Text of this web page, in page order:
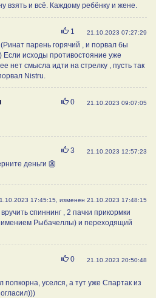
взять и всё. Каждому ребёнку и жене.
21.10.2023 07:27:29
Нравится
1
парень горячий , и порвал бы
Если исходы противостояние уже
нет смысла идти на стрелку , пусть так
Nistru.
21.10.2023 09:07:05
Нравится
0
21.10.2023 12:57:23
Нравится
3
деньги 👺
17:45:15, изменен 21.10.2023 17:48:15
спиннинг , 2 пачки прикормки
Рыбачеллы) и переходящий
21.10.2023 20:50:48
Нравится
0
попкорна, уселся, а тут уже Спартак из